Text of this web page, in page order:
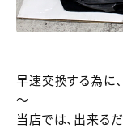
早速交換する為に
～
当店では、出来る